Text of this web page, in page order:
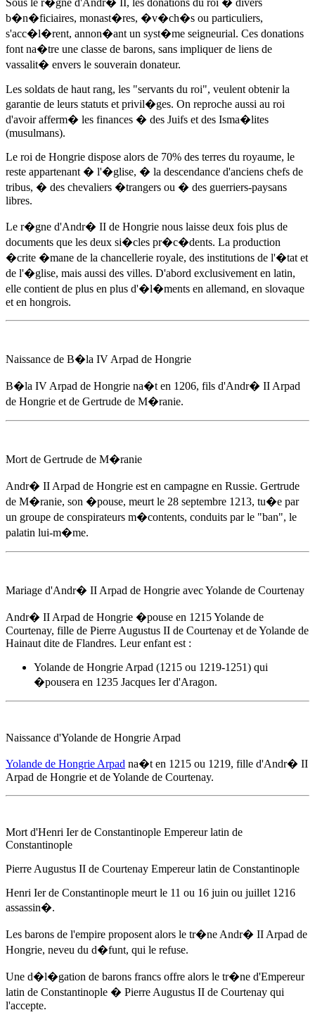
Sous le r�gne d'Andr� II, les donations du roi � divers
b�n�ficiaires, monast�res, �v�ch�s ou particuliers,
s'acc�l�rent, annon�ant un syst�me seigneurial. Ces donations
font na�tre une classe de barons, sans impliquer de liens de
vassalit� envers le souverain donateur.
Les soldats de haut rang, les "servants du roi", veulent obtenir la
garantie de leurs statuts et privil�ges. On reproche aussi au roi
d'avoir afferm� les finances � des Juifs et des Isma�lites
(musulmans).
Le roi de Hongrie dispose alors de 70% des terres du royaume, le
reste appartenant � l'�glise, � la descendance d'anciens chefs de
tribus, � des chevaliers �trangers ou � des guerriers-paysans
libres.
Le r�gne d'Andr� II de Hongrie nous laisse deux fois plus de
documents que les deux si�cles pr�c�dents. La production
�crite �mane de la chancellerie royale, des institutions de l'�tat et
de l'�glise, mais aussi des villes. D'abord exclusivement en latin,
elle contient de plus en plus d'�l�ments en allemand, en slovaque
et en hongrois.
Naissance de B�la IV Arpad de Hongrie
B�la IV Arpad de Hongrie na�t en 1206, fils d'Andr� II Arpad
de Hongrie et de Gertrude de M�ranie.
Mort de Gertrude de M�ranie
Andr� II Arpad de Hongrie est en campagne en Russie. Gertrude
de M�ranie, son �pouse, meurt le 28 septembre 1213, tu�e par
un groupe de conspirateurs m�contents, conduits par le "ban", le
palatin lui-m�me.
Mariage d'Andr� II Arpad de Hongrie avec Yolande de Courtenay
Andr� II Arpad de Hongrie �pouse en 1215Yolande de
Courtenay, fille de Pierre Augustus II de Courtenay et de Yolande de
Hainaut dite de Flandres. Leur enfant est :
Yolande de Hongrie Arpad (1215 ou 1219-1251) qui
�pousera en 1235 Jacques Ier d'Aragon.
Naissance d'Yolande de Hongrie Arpad
Yolande de Hongrie Arpad na�t en 1215 ou 1219, fille d'Andr� II
Arpad de Hongrie et de Yolande de Courtenay.
Mort d'Henri Ier de Constantinople Empereur latin de
Constantinople
Pierre Augustus II de Courtenay Empereur latin de Constantinople
Henri Ier de Constantinople meurt le 11 ou 16 juin ou juillet 1216
assassin�.
Les barons de l'empire proposent alors le tr�ne Andr� II Arpad de
Hongrie, neveu du d�funt, qui le refuse.
Une d�l�gation de barons francs offre alors le tr�ne d'Empereur
latin de Constantinople � Pierre Augustus II de Courtenay qui
l'accepte.